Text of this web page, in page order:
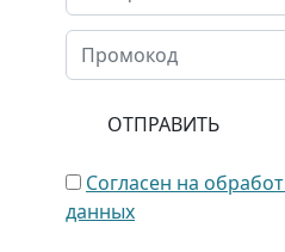
ОТПРАВИТЬ
Согласен на
данных